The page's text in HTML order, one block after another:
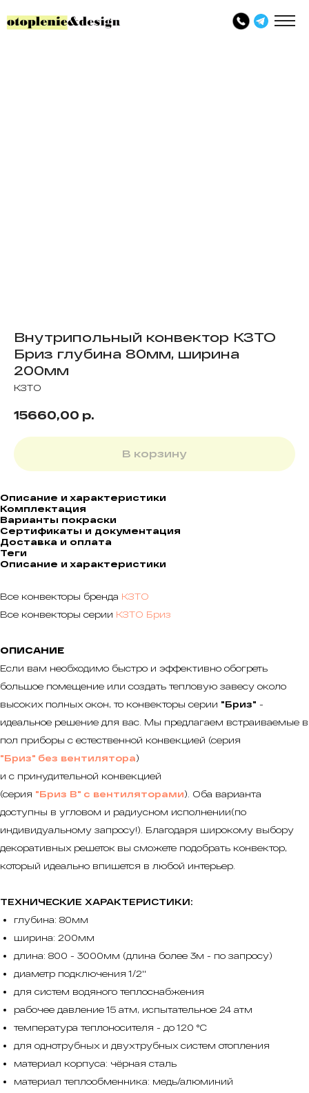
Внутрипольный конвектор КЗТО
Бриз глубина 80мм, ширина
200мм
КЗТО
15660,00 р.
В корзину
Описание и характеристики
Комплектация
Варианты покраски
Сертификаты и документация
Доставка и оплата
Теги
Описание и характеристики
Все конвекторы бренда КЗТО
Все конвекторы серии КЗТО Бриз
ОПИСАНИЕ
Если вам необходимо быстро и эффективно обогреть
большое помещение или создать тепловую завесу около
высоких полных окон, то конвекторы серии "Бриз" -
идеальное решение для вас. Мы предлагаем встраиваемые в
пол приборы с естественной конвекцией (серия
"Бриз" без вентилятора)
и с принудительной конвекцией
(серия "Бриз В" с вентиляторами). Оба варианта
доступны в угловом и радиусном исполнении(по
индивидуальному запросу!). Благодаря широкому выбору
декоративных решеток вы сможете подобрать конвектор,
который идеально впишется в любой интерьер.
ТЕХНИЧЕСКИЕ ХАРАКТЕРИСТИКИ:
глубина: 80мм
ширина: 200мм
длина: 800 - 3000мм (длина более 3м - по запросу)
диаметр подключения 1/2''
для систем водяного теплоснабжения
рабочее давление 15 атм, испытательное 24 атм
температура теплоносителя - до 120 °С
для однотрубных и двухтрубных систем отопления
материал корпуса: чёрная сталь
материал теплообменника: медь/алюминий